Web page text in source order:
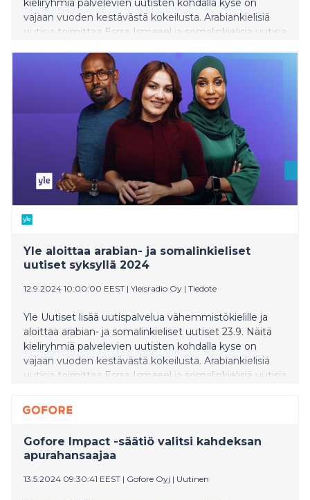
vajaan vuoden kestävästä kokeilusta. Arabiankielisiä
uutisia toimittaa Esraa Ismaeel ja somalinkielisiä uutisia
Yle aloittaa arabian- ja somalinkieliset
uutiset syksyllä 2024
12.9.2024 10:00:00 EEST | Yleisradio Oy | Tiedote
Yle Uutiset lisää uutispalvelua vähemmistökielille ja
aloittaa arabian- ja somalinkieliset uutiset 23.9. Näitä
kieliryhmiä palvelevien uutisten kohdalla kyse on
vajaan vuoden kestävästä kokeilusta. Arabiankielisiä
uutisia toimittaa Esraa Ismaeel ja somalinkielisiä uutisia
Abdulkadir.
Gofore Impact -säätiö valitsi kahdeksan
apurahansaajaa
13.5.2024 09:30:41 EEST | Gofore Oyj | Uutinen